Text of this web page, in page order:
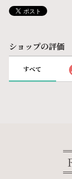
ショップの評価
すべて